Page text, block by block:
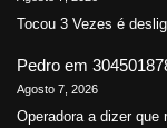
Tocou 3 Vezes é
Pedro em
Agosto 7, 2026
Operadora a dizer que